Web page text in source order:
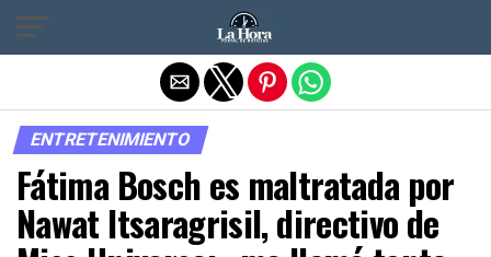
ENTRETENIMIENTO
Fátima Bosch es maltratada por
Nawat Itsaragrisil, directivo de
Salir de la versión móvil